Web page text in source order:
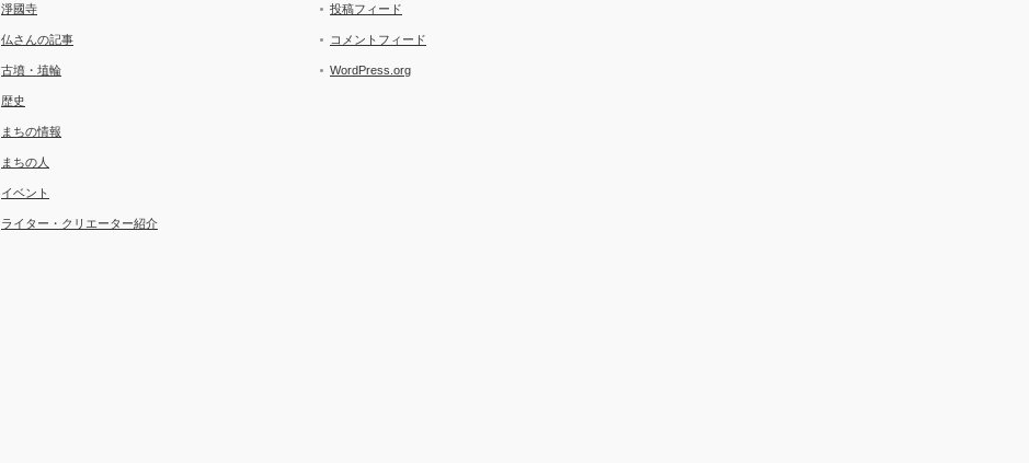
淨國寺
仏さんの記事
古墳・埴輪
歴史
まちの情報
まちの人
イベント
ライター・クリエーター紹介
投稿フィード
コメントフィード
WordPress.org